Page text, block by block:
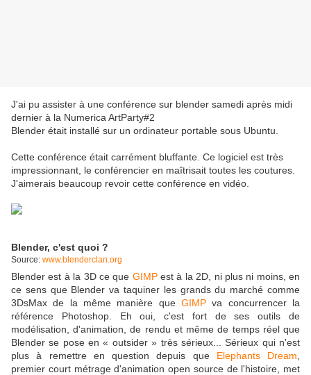
J'ai pu assister à une conférence sur blender samedi après midi
dernier à la Numerica ArtParty#2
Blender était installé sur un ordinateur portable sous Ubuntu.
Cette conférence était carrément bluffante. Ce logiciel est très
impressionnant, le conférencier en maîtrisait toutes les coutures.
J'aimerais beaucoup revoir cette conférence en vidéo.
Blender, c'est quoi ?
Source: www.blenderclan.org
Blender est à la 3D ce que GIMPest à la 2D, ni plus ni moins, en
ce sens que Blender va taquiner les grands du marché comme
3DsMax de la même manière que GIMP va concurrencer la
référence Photoshop. Eh oui, c'est fort de ses outils de
modélisation, d'animation, de rendu et même de temps réel que
Blender se pose en « outsider » très sérieux... Sérieux qui n'est
plus à remettre en question depuis que Elephants Dream
premier court métrage d'animation open source de l'histoire, met